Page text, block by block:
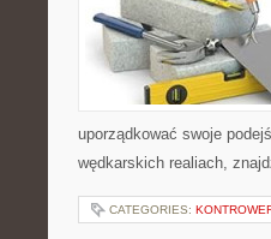
uporządkować swoje
wędkarskich realiach,
CATEGORIES: